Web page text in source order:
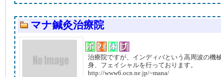
マナ鍼灸治療院
治療院ですが、インディバという高周波の機
身、フェイシャルを行っております。
http://www6.ocn.ne.jp/~mana/